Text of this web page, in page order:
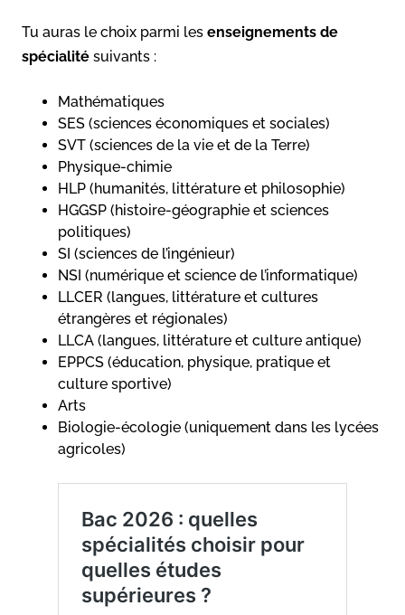
Tu auras le choix parmi les enseignements de
spécialité suivants :
Mathématiques
SES (sciences économiques et sociales)
SVT (sciences de la vie et de la Terre)
Physique-chimie
HLP (humanités, littérature et philosophie)
HGGSP (histoire-géographie et sciences
politiques)
SI (sciences de l’ingénieur)
NSI (numérique et science de l’informatique)
LLCER (langues, littérature et cultures
étrangères et régionales)
LLCA (langues, littérature et culture antique)
EPPCS (éducation, physique, pratique et
culture sportive)
Arts
Biologie-écologie (uniquement dans les lycées
agricoles)